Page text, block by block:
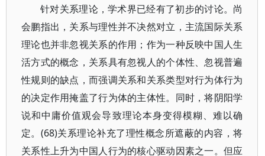
针对关系理论，学术界已经有了初步的讨论。尚
会鹏指出，关系与理性并不决然对立，主流国际关系
理论也并非忽视关系的作用；作为一种反映中国人生
活方式的概念，关系具有忽视人的个体性、忽视普遍
性规则的缺点，而强调关系和关系类型对行为体行为
的决定作用掩盖了行为体的主体性。同时，将阴阳学
说和中庸价值观会导致理论本身变得模糊、难以确
定。(68)关系理论补充了理性概念所遮蔽的内容，将
关系性上升为中国人行为的核心驱动因素之一。但应